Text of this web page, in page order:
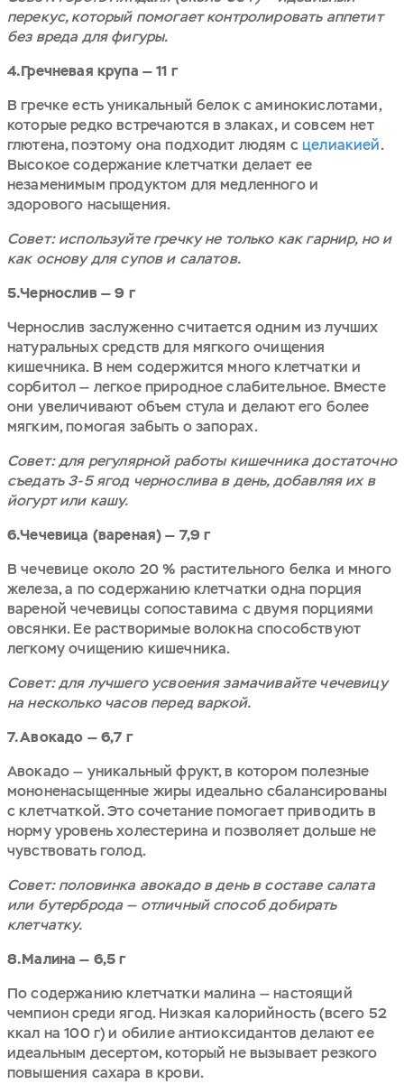
перекус, который помогает контролировать аппетит
без вреда для фигуры.
4.Гречневая крупа — 11 г
В гречке есть уникальный белок с аминокислотами,
которые редко встречаются в злаках, и совсем нет
глютена, поэтому она подходит людям сцелиакией.
Высокое содержание клетчатки делает ее
незаменимым продуктом для медленного и
здорового насыщения.
Совет: используйте гречку не только как гарнир, но и
как основу для супов и салатов.
5.Чернослив — 9 г
Чернослив заслуженно считается одним из лучших
натуральных средств для мягкого очищения
кишечника. В нем содержится много клетчатки и
сорбитол — легкое природное слабительное. Вместе
они увеличивают объем стула и делают его более
мягким, помогая забыть о запорах.
Совет: для регулярной работы кишечника достаточно
съедать 3-5 ягод чернослива в день, добавляя их в
йогурт или кашу.
6.Чечевица (вареная) — 7,9 г
В чечевице около 20 % растительного белка и много
железа, а по содержанию клетчатки одна порция
вареной чечевицы сопоставима с двумя порциями
овсянки. Ее растворимые волокна способствуют
легкому очищению кишечника.
Совет: для лучшего усвоения замачивайте чечевицу
на несколько часов перед варкой.
7.Авокадо — 6,7 г
Авокадо — уникальный фрукт, в котором полезные
мононенасыщенные жиры идеально сбалансированы
с клетчаткой. Это сочетание помогает приводить в
норму уровень холестерина и позволяет дольше не
чувствовать голод.
Совет: половинка авокадо в день в составе салата
или бутерброда — отличный способ добирать
клетчатку.
8.Малина — 6,5 г
По содержанию клетчатки малина — настоящий
чемпион среди ягод. Низкая калорийность (всего 52
ккал на 100 г) и обилие антиоксидантов делают ее
идеальным десертом, который не вызывает резкого
повышения сахара в крови.